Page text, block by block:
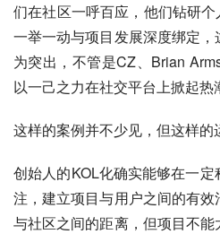
们在社区一呼百应，他们钻研
一举一动与项目发展深度绑定
为突出，不管是CZ、Brian
以一己之力在社交平台上掀起热
这样的案例并不少见，但这样的
创始人的KOL化确实能够在一
注，建立项目与用户之间的有
与社区之间的距离，但项目不